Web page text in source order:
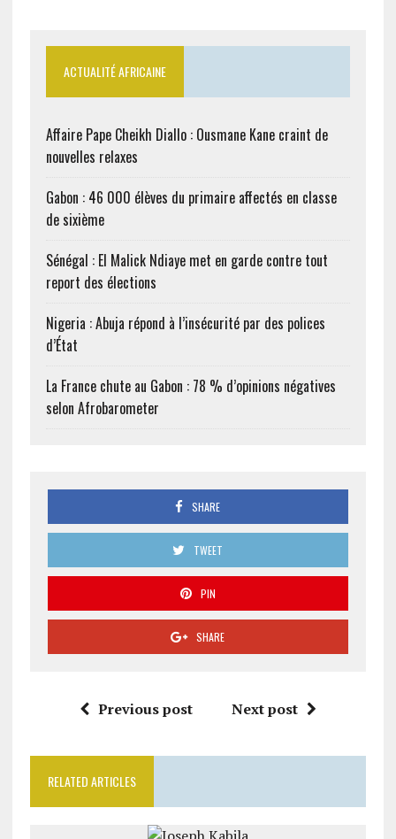
ACTUALITÉ AFRICAINE
Affaire Pape Cheikh Diallo : Ousmane Kane craint de
nouvelles relaxes
Gabon : 46 000 élèves du primaire affectés en classe
de sixième
Sénégal : El Malick Ndiaye met en garde contre tout
report des élections
Nigeria : Abuja répond à l’insécurité par des polices
d’État
La France chute au Gabon : 78 % d’opinions négatives
selon Afrobarometer
SHARE
TWEET
PIN
SHARE
Previous post Next post
RELATED ARTICLES